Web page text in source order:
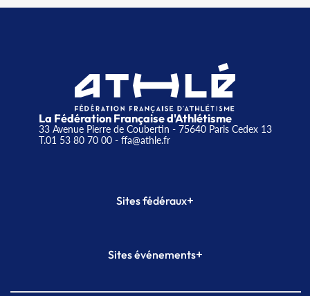
La Fédération Française d'Athlétisme
33 Avenue Pierre de Coubertin - 75640 Paris Cedex 13
T.01 53 80 70 00- ffa@athle.fr
Sites fédéraux+
Plateforme Formation
Sites événements+